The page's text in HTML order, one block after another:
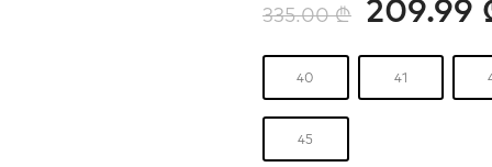
335.00₾ 209.99
40 41
45